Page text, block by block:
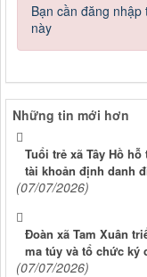
Bạn cần đăng
này
Những tin mới hơn
Tuổi trẻ xã Tây Hồ
tài khoản định danh
(07/07/2026)
Đoàn xã Tam Xuân
ma túy và tổ chức ký
(07/07/2026)